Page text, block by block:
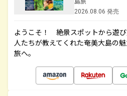
2026.08.06 発売
ようこそ！ 絶景スポットから遊
人たちが教えてくれた奄美大島の
旅へ。